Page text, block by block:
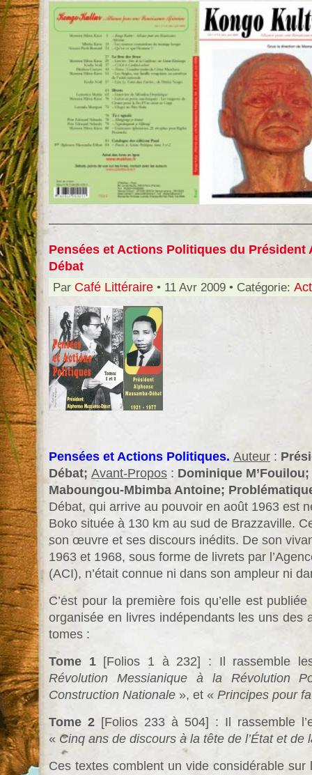
Pensées et Actions Politiques du Président
Débat
Par Café Littéraire • 11 Avr 2009 • Catégorie:
Pensées et Actions Politiques. Auteur :
Débat; Avant-Propos : Dominique M’Fouilou;
Maboungou-Mbimba Antoine;
Débat, qui arrive au pouvoir en août 1963 est
Boko située à 130 km au sud de Brazzaville.
son œuvre et ses discours inédits. De son
1963 et 1968, sous forme de livrets par
(ACI), n’était connue ni dans son ampleur ni
C’est pour la première fois qu’elle est
organisée en livres indépendants les uns des
tomes :
Tome 1[Folios 1 à 232] : Il rassemble
Révolution Messianique à la Révolution
Construction Nationale », et « Principes pour
Tome 2 [Folios 233 à 504] : Il rassemble
« Cinq ans de discours à la tête de l’État et de
Ces textes comblent un vide considérable sur